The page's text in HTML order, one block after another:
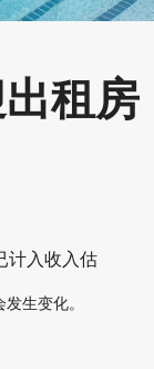
租房
计入收入估
生变化。